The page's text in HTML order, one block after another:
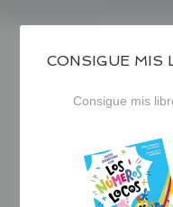
CONSIGUE MIS
Consigue mis